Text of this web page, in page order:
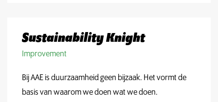
Sustainability Knight
Improvement
Bij AAE is duurzaamheid geen bijzaak. Het vormt de
basis van waarom we doen wat we doen.